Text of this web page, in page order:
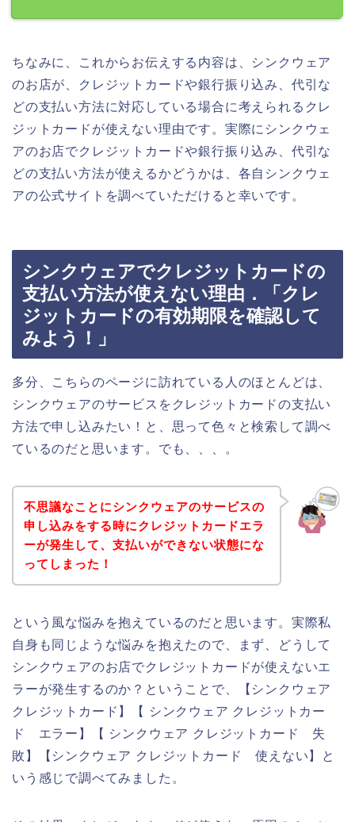
ちなみに、これからお伝えする内容は、シンクウェア
のお店が、クレジットカードや銀行振り込み、代引な
どの支払い方法に対応している場合に考えられるクレ
ジットカードが使えない理由です。実際にシンクウェ
アのお店でクレジットカードや銀行振り込み、代引な
どの支払い方法が使えるかどうかは、各自シンクウェ
アの公式サイトを調べていただけると幸いです。
シンクウェアでクレジットカードの
支払い方法が使えない理由．「クレ
ジットカードの有効期限を確認して
みよう！」
多分、こちらのページに訪れている人のほとんどは、
シンクウェアのサービスをクレジットカードの支払い
方法で申し込みたい！と、思って色々と検索して調べ
ているのだと思います。でも、、、。
不思議なことにシンクウェアのサービスの
申し込みをする時にクレジットカードエラ
ーが発生して、支払いができない状態にな
ってしまった！
という風な悩みを抱えているのだと思います。実際私
自身も同じような悩みを抱えたので、まず、どうして
シンクウェアのお店でクレジットカードが使えないエ
ラーが発生するのか？ということで、【シンクウェア
クレジットカード】【 シンクウェア クレジットカー
ド エラー】【 シンクウェア クレジットカード 失
敗】【シンクウェア クレジットカード 使えない】と
いう感じで調べてみました。